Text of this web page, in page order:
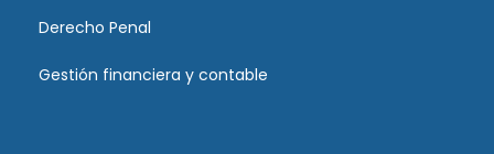
Derecho Penal
Gestión financiera y contable